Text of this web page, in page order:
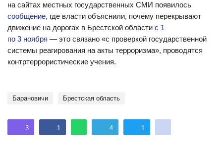
на сайтах местных государственных СМИ появилось
сообщение, где власти объяснили, почему перекрывают
движение на дорогах в Брестской области с 1
по 3 ноября — это связано «с проверкой государственной
системы реагирования на акты терроризма», проводятся
контртеррористические учения.
Барановичи Брестская область
3 1 4 1